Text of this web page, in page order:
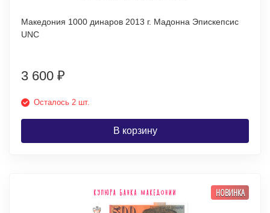
Македония 1000 динаров 2013 г. Мадонна Эпискепсис
UNC
3 600 ₽
Осталось 2 шт.
В корзину
НОВИНКА